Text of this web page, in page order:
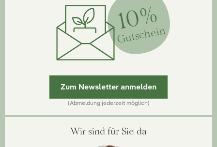
10%
Gutschein
Zum Newsletter anmelden
(Abmeldung jederzeit möglich)
Wir sind für Sie da